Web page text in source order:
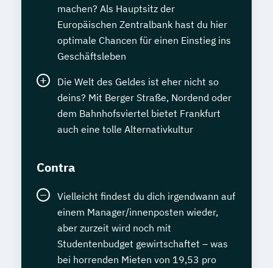
machen? Als Hauptsitz der
Europäischen Zentralbank hast du hier
optimale Chancen für einen Einstieg ins
Geschäftsleben
Die Welt des Geldes ist eher nicht so
deins? Mit Berger Straße, Nordend oder
dem Bahnhofsviertel bietet Frankfurt
auch eine tolle Alternativkultur
Contra
Vielleicht findest du dich irgendwann auf
einem Manager/innenposten wieder,
aber zurzeit wird noch mit
Studentenbudget gewirtschaftet – was
bei horrenden Mieten von 19,53 pro